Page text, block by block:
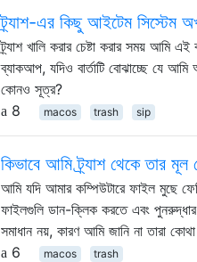
ট্র্যাশ-এর ​​কিছু আইটেম সিস্টেম
ট্র্যাশ খালি করার চেষ্টা করার সময় আমি
ব্যাকআপ, যদিও বার্তাটি বোঝাচ্ছে যে আমি
কোনও সূত্র?
8
macos trash sip
কিভাবে আমি ট্র্যাশ থেকে তার
আমি যদি আমার কম্পিউটারে ফাইল মুছে
ফাইলগুলি ডান-ক্লিক করতে এবং পুনরুদ্ধার
সমাধান নয়, কারণ আমি জানি না তারা
6
macos trash